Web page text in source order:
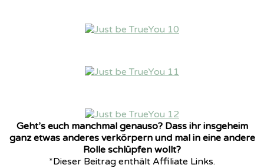
Geht’s euch manchmal genauso? Dass ihr insgeheim
ganz etwas anderes verkörpern und mal in eine andere
Rolle schlüpfen wollt?
*Dieser Beitrag enthält Affiliate Links.